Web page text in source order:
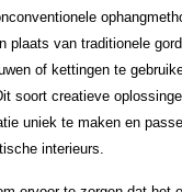
plaats van traditionele
of kettingen te
soort creatieve
uniek te maken en
interieurs.